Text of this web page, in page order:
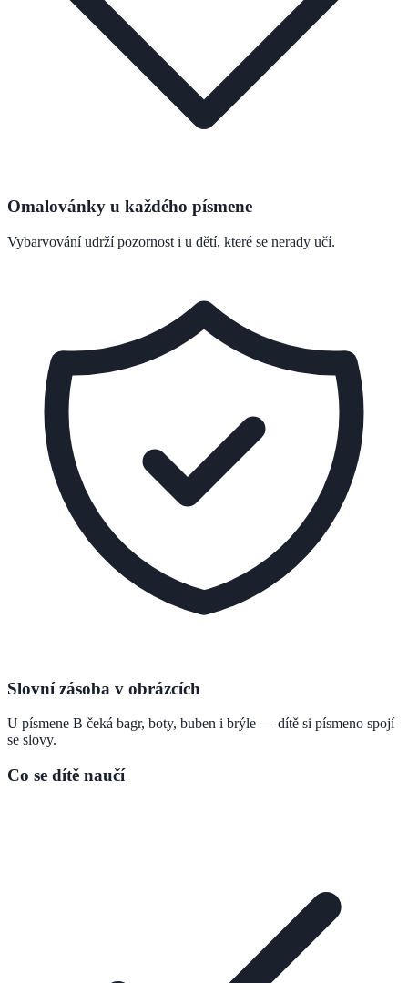
Omalovánky u každého písmene
Vybarvování udrží pozornost i u dětí, které se nerady učí.
Slovní zásoba v obrázcích
U písmene B čeká bagr, boty, buben i brýle — dítě si písmeno spojí
se slovy.
Co se dítě naučí